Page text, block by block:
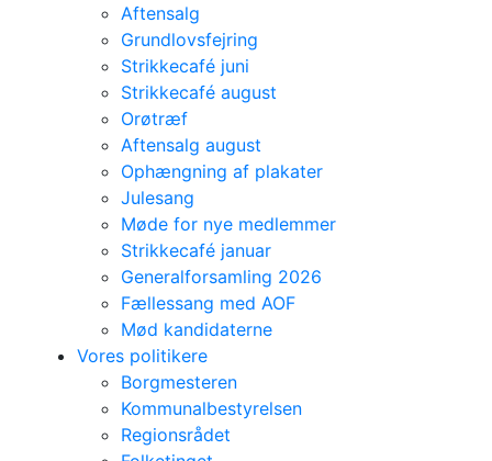
Aftensalg
Grundlovsfejring
Strikkecafé juni
Strikkecafé august
Orøtræf
Aftensalg august
Ophængning af plakater
Julesang
Møde for nye medlemmer
Strikkecafé januar
Generalforsamling 2026
Fællessang med AOF
Mød kandidaterne
Vores politikere
Borgmesteren
Kommunalbestyrelsen
Regionsrådet